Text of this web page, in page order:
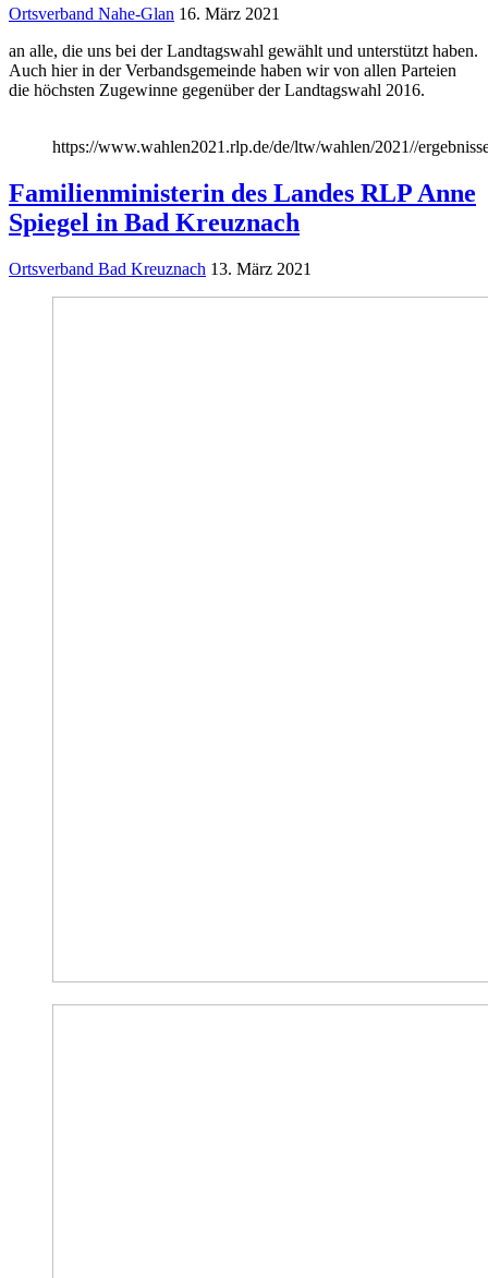
Ortsverband Nahe-Glan 16. März 2021
an alle, die uns bei der Landtagswahl gewählt und unterstützt haben.
Auch hier in der Verbandsgemeinde haben wir von allen Parteien
die höchsten Zugewinne gegenüber der Landtagswahl 2016.
https://www.wahlen2021.rlp.de/de/ltw/wahlen/2021//
Familienministerin des Landes RLP Anne
Spiegel in Bad Kreuznach
Ortsverband Bad Kreuznach 13. März 2021